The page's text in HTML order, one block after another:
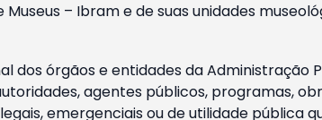
– Ibram e de suas unidades
dos órgãos e entidades da Administração
agentes públicos, programas,
emergenciais ou de utilidade pública